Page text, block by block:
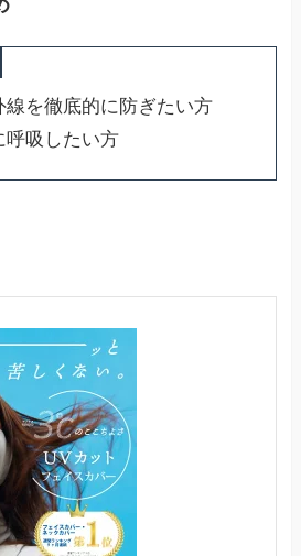
線を徹底的に防ぎたい方
呼吸したい方